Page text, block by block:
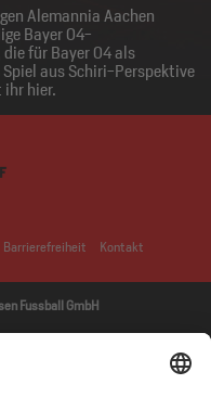
Alemannia Aachen
Bayer 04-
für Bayer 04 als
aus Schiri-Perspektive
ihr hier.
Barrierefreiheit Kontakt
Fussball GmbH